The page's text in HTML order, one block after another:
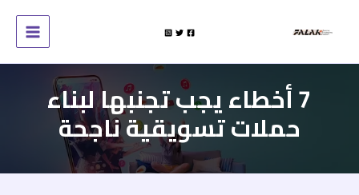
7 أخطاء يجب تجنبها لبناء
حملات تسويقية ناجحة